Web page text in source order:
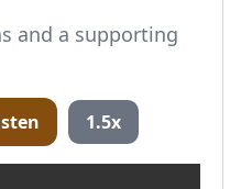
and a supporting
1.5x